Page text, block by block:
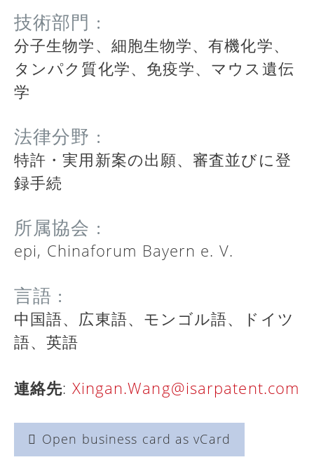
技術部門 :
分子生物学、細胞生物学、有機化学、
タンパク質化学、免疫学、マウス遺伝
学
法律分野 :
特許・実用新案の出願、審査並びに登
録手続
所属協会 :
epi, Chinaforum Bayern e. V.
言語 :
中国語、広東語、モンゴル語、ドイツ
語、英語
連絡先: Xingan.Wang@isarpatent.com
Open business card as vCard